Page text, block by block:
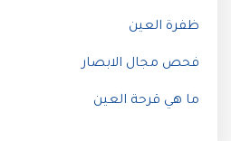
ظفرة العين
فحص مجال الابصار
ما هي قرحة العين